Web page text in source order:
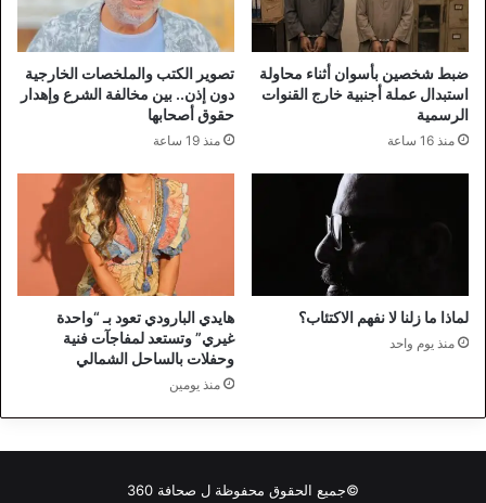
ضبط شخصين بأسوان أثناء محاولة
استبدال عملة أجنبية خارج القنوات
الرسمية
منذ 16 ساعة
تصوير الكتب والملخصات الخارجية
دون إذن.. بين مخالفة الشرع وإهدار
حقوق أصحابها
منذ 19 ساعة
لماذا ما زلنا لا نفهم الاكتئاب؟
منذ يوم واحد
هايدي البارودي تعود بـ “واحدة
غيري” وتستعد لمفاجآت فنية
وحفلات بالساحل الشمالي
منذ يومين
©جميع الحقوق محفوظة ل صحافة 360